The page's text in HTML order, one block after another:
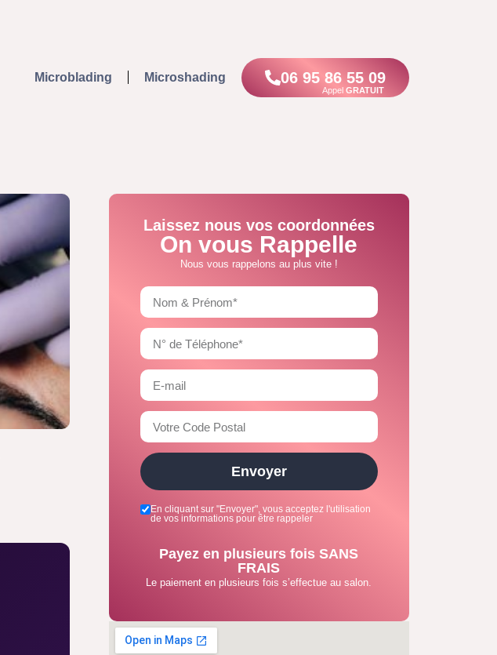
Microblading Microshading 06 95 86 55 09
Appel GRATUIT
Laissez nous vos coordonnées
On vous Rappelle
Nous vous rappelons au plus vite !
En cliquant sur "Envoyer", vous acceptez l'utilisation
de vos informations pour être rappeler
Envoyer
Payez en plusieurs fois SANS
FRAIS
Le paiement en plusieurs fois s’effectue au salon.